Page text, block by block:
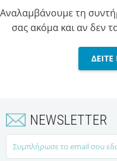
Αναλαμβάνουμε τη
σας ακόμα και αν δεν
NEWSLETTER